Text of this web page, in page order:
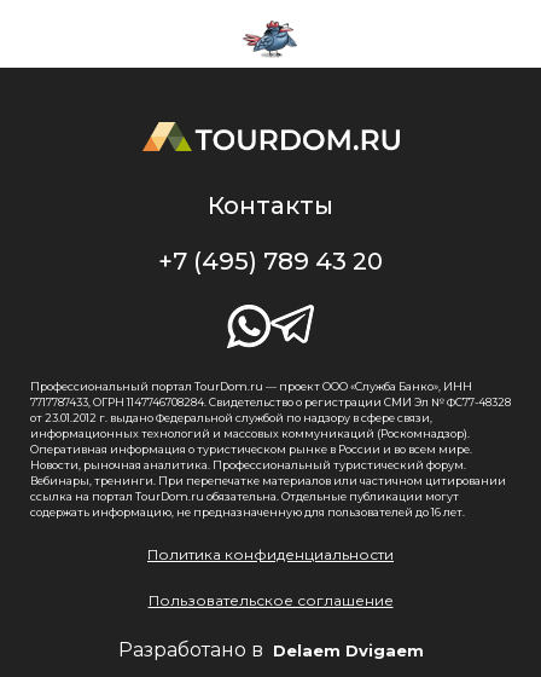
Контакты
+7 (495) 789 43 20
Профессиональный портал TourDom.ru — проект ООО «Служба Банко», ИНН
7717787433, ОГРН 1147746708284. Свидетельство о регистрации СМИ Эл № ФС77-48328
от 23.01.2012 г. выдано Федеральной службой по надзору в сфере связи,
информационных технологий и массовых коммуникаций (Роскомнадзор).
Оперативная информация о туристическом рынке в России и во всем мире.
Новости, рыночная аналитика. Профессиональный туристический форум.
Вебинары, тренинги. При перепечатке материалов или частичном цитировании
ссылка на портал TourDom.ru обязательна. Отдельные публикации могут
содержать информацию, не предназначенную для пользователей до 16 лет.
Политика конфиденциальности
Пользовательское соглашение
Разработано в Delaem Dvigaem